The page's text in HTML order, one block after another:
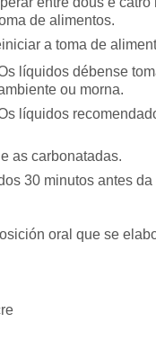
de alimentos.
a toma de
líquidos débense
ou morna.
líquidos
as carbonatadas.
30 minutos antes
oral que se